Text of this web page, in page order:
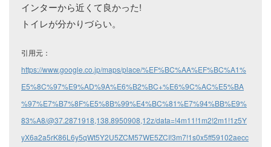
インターから近くて良かった!
トイレが分かりづらい。
引用元：
https://www.google.co.jp/maps/place/%EF%BC%AA%EF%BC%A1%
E5%8C%97%E9%AD%9A%E6%B2%BC+%E6%9C%AC%E5%BA
%97%E7%B7%8F%E5%8B%99%E4%BC%81%E7%94%BB%E9%
83%A8/@37.2871918,138.8950908,12z/data=!4m11!1m2!2m1!1z5Y
yX6a2a5rK86L6y5qWt5Y2U5ZCM57WE5ZCI!3m7!1s0x5ff59102aecc